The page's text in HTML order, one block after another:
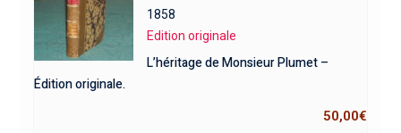
1858
Edition originale
L’héritage de Monsieur Plumet –
Édition originale.
50,00€